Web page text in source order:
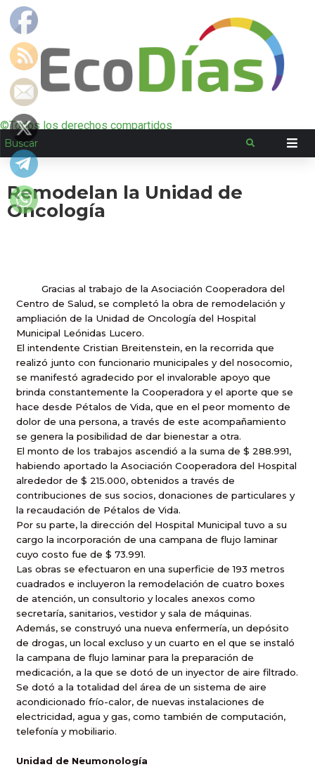
©Todos los derechos compartidos
Remodelan la Unidad de
Oncología
Gracias al trabajo de la Asociación Cooperadora del
Centro de Salud, se completó la obra de remodelación y
ampliación de la Unidad de Oncología del Hospital
Municipal Leónidas Lucero.
El intendente Cristian Breitenstein, en la recorrida que
realizó junto con funcionario municipales y del nosocomio,
se manifestó agradecido por el invalorable apoyo que
brinda constantemente la Cooperadora y el aporte que se
hace desde Pétalos de Vida, que en el peor momento de
dolor de una persona, a través de este acompañamiento
se genera la posibilidad de dar bienestar a otra.
El monto de los trabajos ascendió a la suma de $ 288.991,
habiendo aportado la Asociación Cooperadora del Hospital
alrededor de $ 215.000, obtenidos a través de
contribuciones de sus socios, donaciones de particulares y
la recaudación de Pétalos de Vida.
Por su parte, la dirección del Hospital Municipal tuvo a su
cargo la incorporación de una campana de flujo laminar
cuyo costo fue de $ 73.991.
Las obras se efectuaron en una superficie de 193 metros
cuadrados e incluyeron la remodelación de cuatro boxes
de atención, un consultorio y locales anexos como
secretaría, sanitarios, vestidor y sala de máquinas.
Además, se construyó una nueva enfermería, un depósito
de drogas, un local excluso y un cuarto en el que se instaló
la campana de flujo laminar para la preparación de
medicación, a la que se dotó de un inyector de aire filtrado.
Se dotó a la totalidad del área de un sistema de aire
acondicionado frío-calor, de nuevas instalaciones de
electricidad, agua y gas, como también de computación,
telefonía y mobiliario.
Unidad de Neumonología